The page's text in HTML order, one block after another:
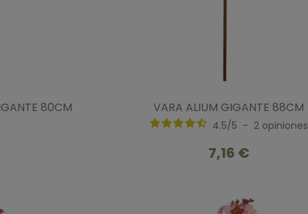
80CM VARA ALIUM GIGANTE 88CM
4.5/5 - 2 opiniones
7,16 €